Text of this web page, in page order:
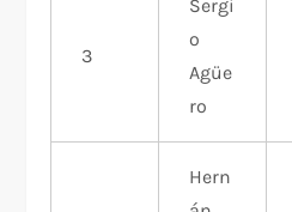
3
Sergi
o
Agüe
ro
Hern